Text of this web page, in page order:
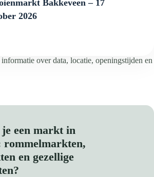
Bakkeveen – 17
2026
over data, locatie, openingstijden en
een markt in
rommelmarkten,
en gezellige